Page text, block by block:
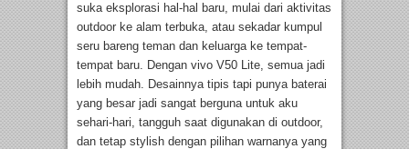
suka eksplorasi hal-hal baru, mulai dari aktivitas
outdoor ke alam terbuka, atau sekadar kumpul
seru bareng teman dan keluarga ke tempat-
tempat baru. Dengan vivo V50 Lite, semua jadi
lebih mudah. Desainnya tipis tapi punya baterai
yang besar jadi sangat berguna untuk aku
sehari-hari, tangguh saat digunakan di outdoor,
dan tetap stylish dengan pilihan warnanya yang